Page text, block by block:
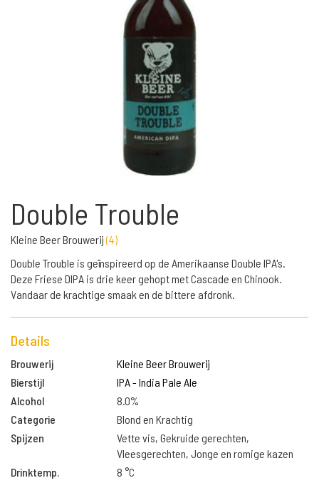
Double Trouble
Kleine Beer Brouwerij(4)
Double Trouble is geïnspireerd op de Amerikaanse Double IPA's.
Deze Friese DIPA is drie keer gehopt met Cascade en Chinook.
Vandaar de krachtige smaak en de bittere afdronk.
Details
Brouwerij
Kleine Beer Brouwerij
Bierstijl
IPA - India Pale Ale
Alcohol
8.0%
Categorie
Blond en Krachtig
Spijzen
Vette vis, Gekruide gerechten,
Vleesgerechten, Jonge en romige kazen
Drinktemp.
8 °C